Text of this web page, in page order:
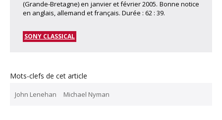
(Grande-Bretagne) en janvier et février 2005. Bonne notice
en anglais, allemand et français. Durée : 62 : 39.
SONY CLASSICAL
Mots-clefs de cet article
John Lenehan Michael Nyman